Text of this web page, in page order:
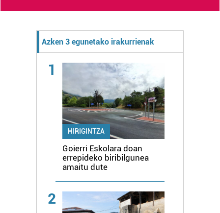
Azken 3 egunetako irakurrienak
1
HIRIGINTZA
Goierri Eskolara doan
errepideko biribilgunea
amaitu dute
2